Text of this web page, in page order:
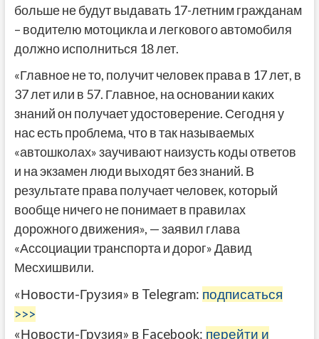
больше не будут выдавать 17-летним гражданам
– водителю мотоцикла и легкового автомобиля
должно исполниться 18 лет.
«Главное не то, получит человек права в 17 лет, в
37 лет или в 57. Главное, на основании каких
знаний он получает удостоверение. Сегодня у
нас есть проблема, что в так называемых
«автошколах» заучивают наизусть коды ответов
и на экзамен люди выходят без знаний. В
результате права получает человек, который
вообще ничего не понимает в правилах
дорожного движения», — заявил глава
«Ассоциации транспорта и дорог» Давид
Месхишвили.
«Новости-Грузия» в Telegram: подписаться
>>>
«Новости-Грузия» в Facebook: перейти и